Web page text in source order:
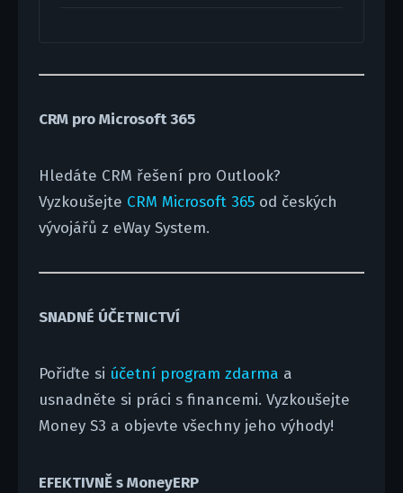
CRM pro Microsoft 365
Hledáte CRM řešení pro Outlook?
Vyzkoušejte CRM Microsoft 365od českých
vývojářů z eWay System.
SNADNÉ ÚČETNICTVÍ
Pořiďte si účetní program zdarma a
usnadněte si práci s financemi. Vyzkoušejte
Money S3 a objevte všechny jeho výhody!
EFEKTIVNĚ s MoneyERP